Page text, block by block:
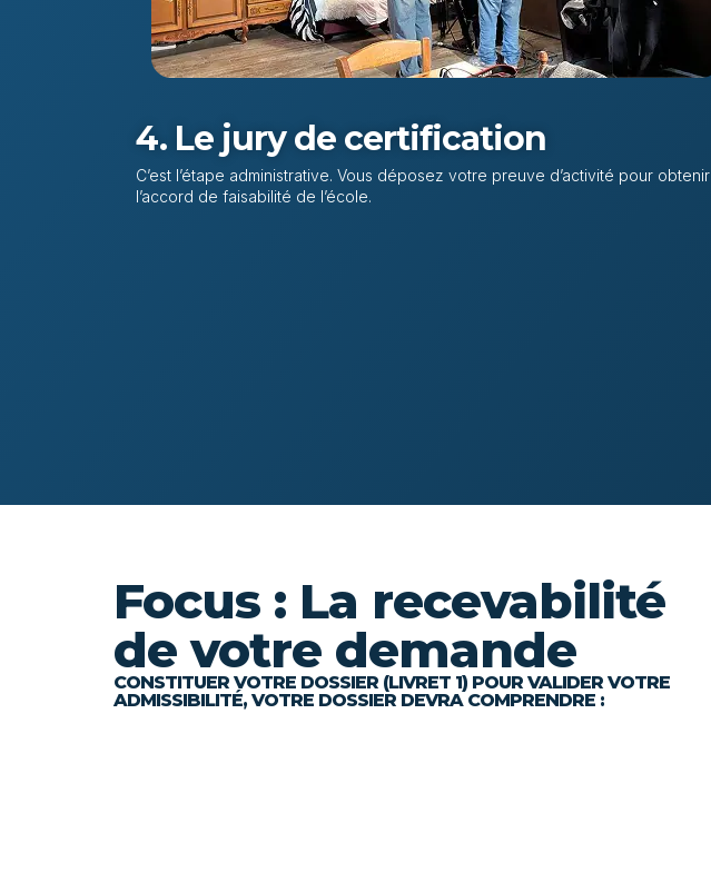
4. Le jury de certification
C’est l’étape administrative. Vous déposez votre preuve d’activité pour obtenir
l’accord de faisabilité de l’école.
Focus : La recevabilité
de votre demande
CONSTITUER VOTRE DOSSIER (LIVRET 1) POUR VALIDER VOTRE
ADMISSIBILITÉ, VOTRE DOSSIER DEVRA COMPRENDRE :